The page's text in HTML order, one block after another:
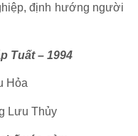
định hướng người
Tuất – 1994
Hỏa
Lưu Thủy